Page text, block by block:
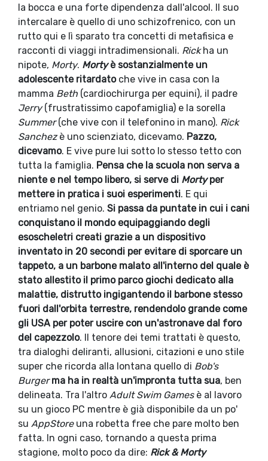
la bocca e una forte dipendenza dall'alcool. Il suo
intercalare è quello di uno schizofrenico, con un
rutto qui e lì sparato tra concetti di metafisica e
racconti di viaggi intradimensionali. Rickha un
nipote, Morty. Mortyè sostanzialmente un
adolescente ritardatoche vive in casa con la
mamma Beth (cardiochirurga per equini), il padre
Jerry(frustratissimo capofamiglia) e la sorella
Summer(che vive con il telefonino in mano). Rick
Sanchezè uno scienziato, dicevamo. Pazzo,
dicevamo. E vive pure lui sotto lo stesso tetto con
tutta la famiglia. Pensa che la scuola non serva a
niente e nel tempo libero, si serve di Mortyper
mettere in pratica i suoi esperimenti. E qui
entriamo nel genio. Si passa da puntate in cui i cani
conquistano il mondo equipaggiando degli
esoscheletri creati grazie a un dispositivo
inventato in 20 secondi per evitare di sporcare un
tappeto, a un barbone malato all'interno del quale è
stato allestito il primo parco giochi dedicato alla
malattie, distrutto ingigantendo il barbone stesso
fuori dall'orbita terrestre, rendendolo grande come
gli USA per poter uscire con un'astronave dal foro
del capezzolo. Il tenore dei temi trattati è questo,
tra dialoghi deliranti, allusioni, citazioni e uno stile
super che ricorda alla lontana quello di Bob's
Burger ma ha in realtà un'impronta tutta sua, ben
delineata. Tra l'altro Adult Swim Games è al lavoro
su un gioco PC mentre è già disponibile da un po'
su AppStore una robetta free che pare molto ben
fatta. In ogni caso, tornando a questa prima
stagione, molto poco da dire: Rick & Morty